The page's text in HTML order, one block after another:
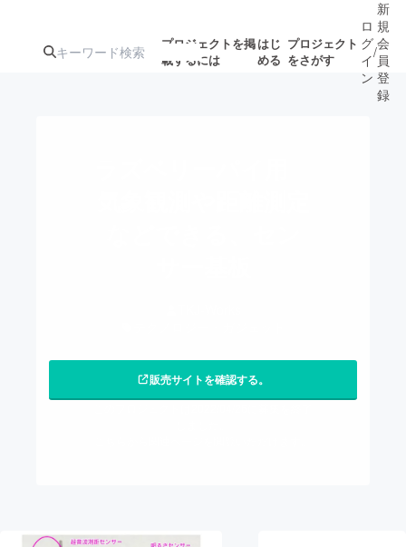
プロジェクトを掲
載するには
はじ
める
プロジェクト
をさがす
ビジネス・起業
ロ
グ
イ
ン
/
新
規
会
員
登
録
販売サイトを確認する。